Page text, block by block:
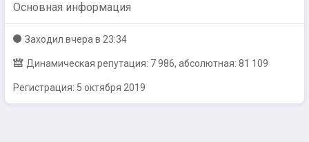
Основная информация
Заходил вчера в 23:34
Динамическая репутация: 7 986, абсолютная: 81 109
Регистрация: 5 октября 2019